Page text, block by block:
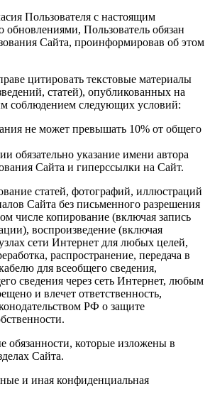
Пользователя с настоящим
Пользователь обязан
Сайта, проинформировав об этом
цитировать текстовые материалы
статей), опубликованных на
соблюдением следующих условий:
не может превышать 10% от общего
обязательно указание имени автора
Сайта и гиперссылки на Сайт.
статей, фотографий, иллюстраций
Сайта без письменного разрешения
числе копирование (включая запись
воспроизведение (включая
сети Интернет для любых целей,
распространение, передача в
для всеобщего сведения,
сведения через сеть Интернет, любым
и влечет ответственность,
РФ о защите
обязанности, которые изложены в
Сайта.
и иная конфиденциальная